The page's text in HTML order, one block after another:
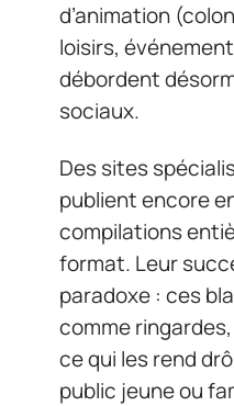
d’animation
loisirs,
débordent
sociaux.
Des sites
publient encore
compilations
format. Leur
paradoxe : ces
comme
ce qui les rend
public jeune ou